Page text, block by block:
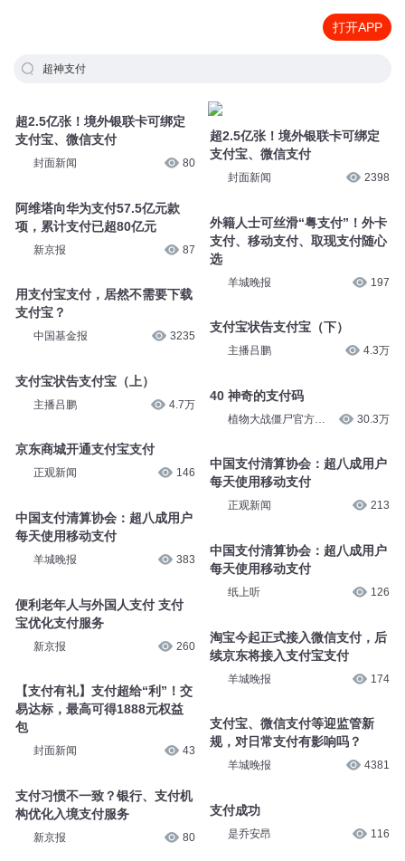
打开APP
超神支付
超2.5亿张！境外银联卡可绑定
支付宝、微信支付
封面新闻 80
阿维塔向华为支付57.5亿元款
项，累计支付已超80亿元
新京报 87
用支付宝支付，居然不需要下载
支付宝？
中国基金报 3235
支付宝状告支付宝（上）
主播吕鹏 4.7万
京东商城开通支付宝支付
正观新闻 146
中国支付清算协会：超八成用户
每天使用移动支付
羊城晚报 383
便利老年人与外国人支付 支付
宝优化支付服务
新京报 260
【支付有礼】支付超给“利”！交
易达标，最高可得1888元权益
包
封面新闻 43
支付习惯不一致？银行、支付机
构优化入境支付服务
新京报 80
超2.5亿张！境外银联卡可绑定
支付宝、微信支付
封面新闻 2398
外籍人士可丝滑“粤支付”！外卡
支付、移动支付、取现支付随心
选
羊城晚报 197
支付宝状告支付宝（下）
主播吕鹏 4.3万
40 神奇的支付码
植物大战僵尸官方频
30.3万
中国支付清算协会：超八成用户
每天使用移动支付
正观新闻 213
中国支付清算协会：超八成用户
每天使用移动支付
纸上听 126
淘宝今起正式接入微信支付，后
续京东将接入支付宝支付
羊城晚报 174
支付宝、微信支付等迎监管新
规，对日常支付有影响吗？
羊城晚报 4381
支付成功
是乔安昂 116